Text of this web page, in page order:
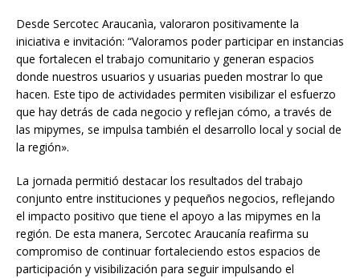
Desde Sercotec Araucanìa, valoraron positivamente la
iniciativa e invitación: “Valoramos poder participar en instancias
que fortalecen el trabajo comunitario y generan espacios
donde nuestros usuarios y usuarias pueden mostrar lo que
hacen. Este tipo de actividades permiten visibilizar el esfuerzo
que hay detrás de cada negocio y reflejan cómo, a través de
las mipymes, se impulsa también el desarrollo local y social de
la región».
La jornada permitió destacar los resultados del trabajo
conjunto entre instituciones y pequeños negocios, reflejando
el impacto positivo que tiene el apoyo a las mipymes en la
región. De esta manera, Sercotec Araucanía reafirma su
compromiso de continuar fortaleciendo estos espacios de
participación y visibilización para seguir impulsando el